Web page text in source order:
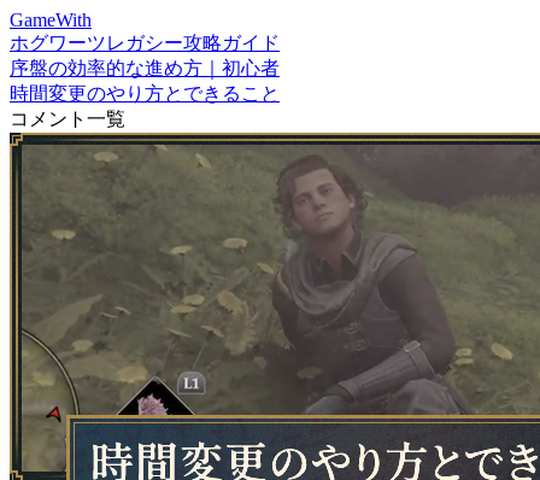
GameWith
ホグワーツレガシー攻略ガイド
序盤の効率的な進め方｜初心者
時間変更のやり方とできること
コメント一覧